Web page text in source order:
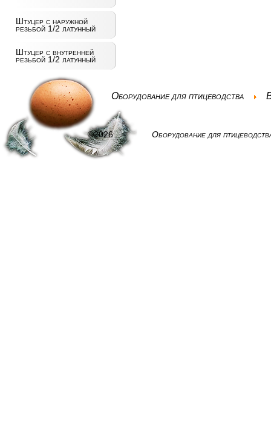
Штуцер с наружной
резьбой 1/2 латунный
Штуцер с внутренней
резьбой 1/2 латунный
Оборудование для птицеводства
©2026 Оборудование для